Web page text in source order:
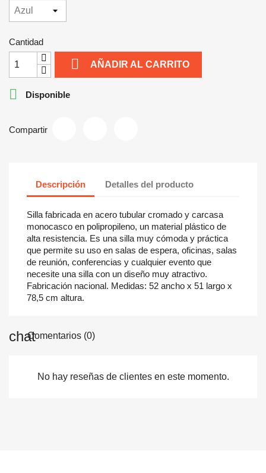
Cantidad
 AÑADIR AL CARRITO
 Disponible
Compartir
Descripción Detalles del producto
Silla fabricada en acero tubular cromado y carcasa
monocasco en polipropileno, un material plástico de
alta resistencia. Es una silla muy cómoda y práctica
que permite su uso en salas de espera, oficinas, salas
de reunión, conferencias y cualquier evento que
necesite una silla con un diseño muy atractivo.
Fabricación nacional. Medidas: 52 ancho x 51 largo x
78,5 cm altura.
Comentarios (0)
No hay reseñas de clientes en este momento.